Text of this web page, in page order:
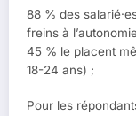
88 % des
freins à
45 % le placent
18-24 ans) ;
Pour les